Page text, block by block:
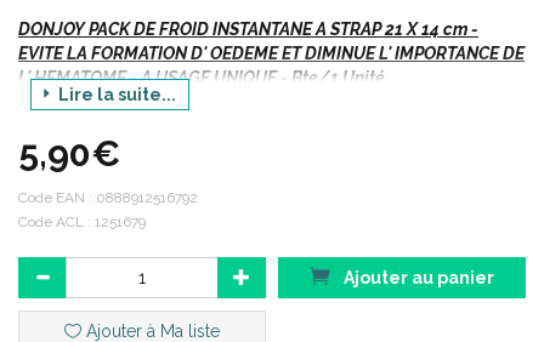
DONJOY PACK DE FROID INSTANTANE A STRAP 21 X 14 cm -
EVITE LA FORMATION D' OEDEME ET DIMINUE L' IMPORTANCE DE
L' HEMATOME - A USAGE UNIQUE - Bte/1 Unité
Indications :
Usage instantané et unique : urgence de terrain, activités de
loisirs.
Lire la suite...
5,90€
Code EAN : 0888912516792
Code ACL : 1251679
Ajouter au panier
Ajouter à Ma liste